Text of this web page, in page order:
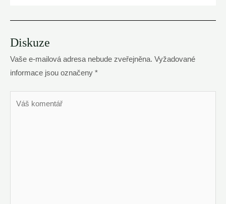
Diskuze
Vaše e-mailová adresa nebude zveřejněna. Vyžadované
informace jsou označeny *